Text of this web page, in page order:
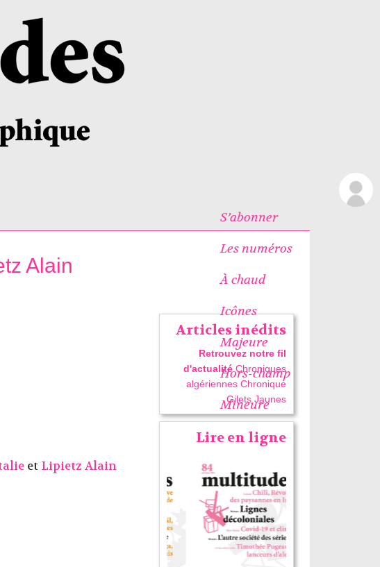
S’abonner
Les numéros
À chaud
Icônes
Majeure
Hors-champ
Mineure
Alain
et Lipietz Alain
Articles inédits
Retrouvez notre fil
d'actualité Chroniques
algériennes Chronique
Gilets Jaunes
Lire en ligne